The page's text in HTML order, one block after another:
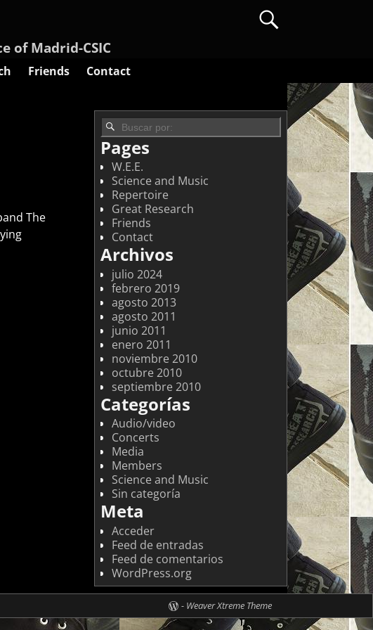
of Madrid-CSIC
Friends
Contact
The
Pages
W.E.E.
Science and Music
Repertoire
Great Research
Friends
Contact
Archivos
julio 2024
febrero 2019
agosto 2013
agosto 2011
junio 2011
enero 2011
noviembre 2010
octubre 2010
septiembre 2010
Categorías
Audio/video
Concerts
Media
Members
Science and Music
Sin categoría
Meta
Acceder
Feed de entradas
Feed de comentarios
WordPress.org
- Weaver Xtreme Theme